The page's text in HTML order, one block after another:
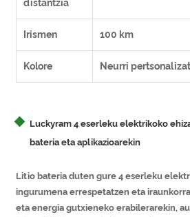
distantzia
Irismen 100 km
Kolore Neurri
Luckyram 4 eserleku elektrikoko
bateria eta aplikazioarekin
Litio bateria duten gure 4 eserleku
ingurumena errespetatzen eta
eta energia gutxieneko erabilerarekin,